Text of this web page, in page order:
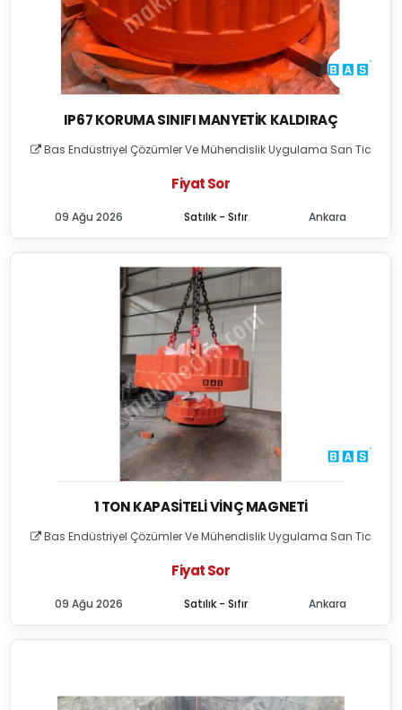
IP67 KORUMA SINIFI MANYETIK KALDIRAÇ
Bas Endüstriyel Çözümler Ve Mühendislik Uygulama San Tic
Fiyat Sor
Satılık - Sıfır
09 Ağu 2026 Ankara
1 TON KAPASITELI VINÇ MAGNETI
Bas Endüstriyel Çözümler Ve Mühendislik Uygulama San Tic
Fiyat Sor
Satılık - Sıfır
09 Ağu 2026 Ankara